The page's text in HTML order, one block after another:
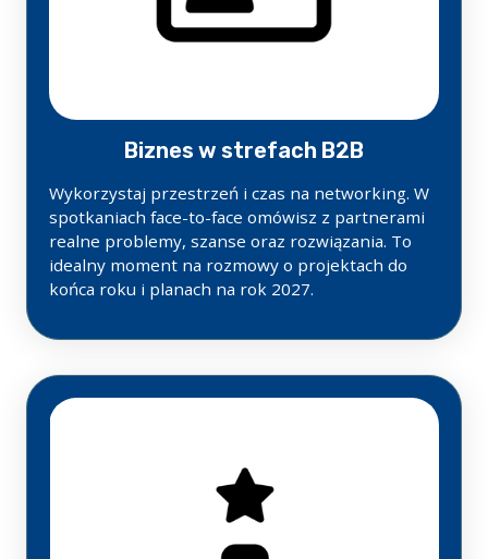
Biznes w strefach B2B
Wykorzystaj przestrzeń i czas na networking. W
spotkaniach face-to-face omówisz z partnerami
realne problemy, szanse oraz rozwiązania. To
idealny moment na rozmowy o projektach do
końca roku i planach na rok 2027.